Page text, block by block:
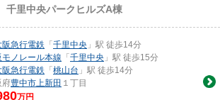
千里中央パークヒルズA棟
阪急行電鉄 「 千里中央 」駅 徒歩14分
モノレール本線 「 千里中央 」駅 徒歩15分
阪急行電鉄 「 桃山台 」駅 徒歩14分
府豊中市上新田 １丁目
万円